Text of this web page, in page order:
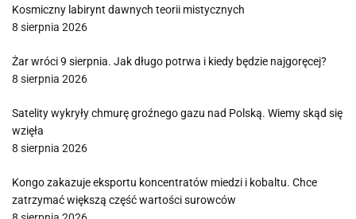
Kosmiczny labirynt dawnych teorii mistycznych
8 sierpnia 2026
Żar wróci 9 sierpnia. Jak długo potrwa i kiedy będzie najgoręcej?
8 sierpnia 2026
Satelity wykryły chmurę groźnego gazu nad Polską. Wiemy skąd się
wzięła
8 sierpnia 2026
Kongo zakazuje eksportu koncentratów miedzi i kobaltu. Chce
zatrzymać większą część wartości surowców